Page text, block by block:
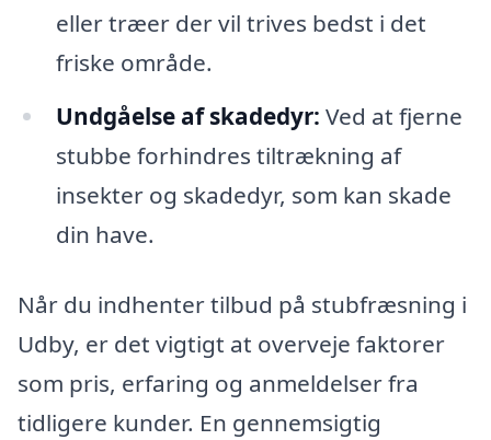
eller træer der vil trives bedst i det
friske område.
Undgåelse af skadedyr: Ved at fjerne
stubbe forhindres tiltrækning af
insekter og skadedyr, som kan skade
din have.
Når du indhenter tilbud på stubfræsning i
Udby, er det vigtigt at overveje faktorer
som pris, erfaring og anmeldelser fra
tidligere kunder. En gennemsigtig